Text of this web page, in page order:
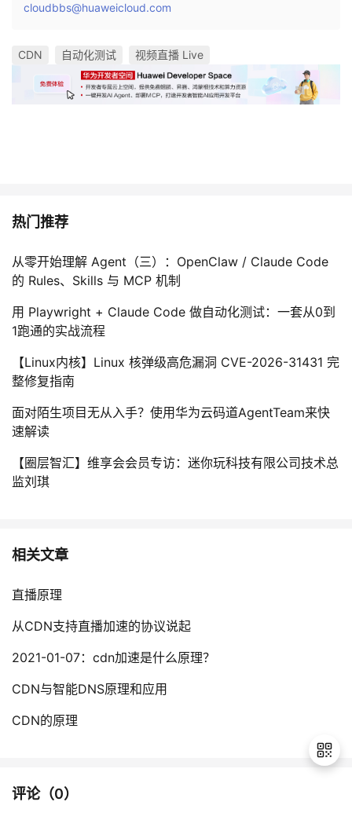
cloudbbs@huaweicloud.com
CDN 自动化测试 视频直播 Live
热门推荐
从零开始理解 Agent（三）：OpenClaw / Claude Code
的 Rules、Skills 与 MCP 机制
用 Playwright + Claude Code 做自动化测试：一套从0到
1跑通的实战流程
【Linux内核】Linux 核弹级高危漏洞 CVE-2026-31431 完
整修复指南
面对陌生项目无从入手？使用华为云码道AgentTeam来快
速解读
【圈层智汇】维享会会员专访：迷你玩科技有限公司技术总
监刘琪
相关文章
直播原理
从CDN支持直播加速的协议说起
2021-01-07：cdn加速是什么原理？
CDN与智能DNS原理和应用
CDN的原理
评论（0）